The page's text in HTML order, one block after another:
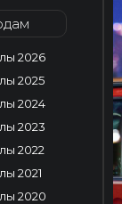
2026
2025
2024
2023
2022
2021
2020